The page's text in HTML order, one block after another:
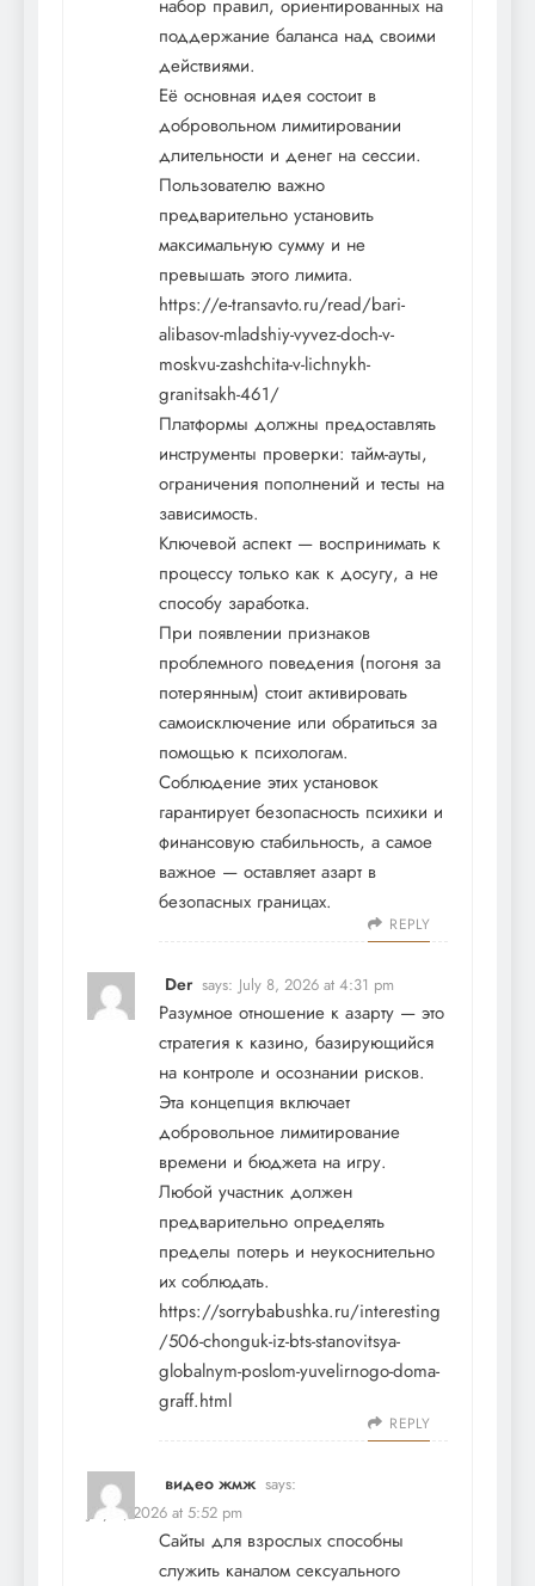
набор правил, ориентированных на
поддержание баланса над своими
действиями.
Её основная идея состоит в
добровольном лимитировании
длительности и денег на сессии.
Пользователю важно
предварительно установить
максимальную сумму и не
превышать этого лимита.
https://e-transavto.ru/read/bari-
alibasov-mladshiy-vyvez-doch-v-
moskvu-zashchita-v-lichnykh-
granitsakh-461/
Платформы должны предоставлять
инструменты проверки: тайм-ауты,
ограничения пополнений и тесты на
зависимость.
Ключевой аспект — воспринимать к
процессу только как к досугу, а не
способу заработка.
При появлении признаков
проблемного поведения (погоня за
потерянным) стоит активировать
самоисключение или обратиться за
помощью к психологам.
Соблюдение этих установок
гарантирует безопасность психики и
финансовую стабильность, а самое
важное — оставляет азарт в
безопасных границах.
REPLY
Der says: July 8, 2026 at 4:31 pm
Разумное отношение к азарту — это
стратегия к казино, базирующийся
на контроле и осознании рисков.
Эта концепция включает
добровольное лимитирование
времени и бюджета на игру.
Любой участник должен
предварительно определять
пределы потерь и неукоснительно
их соблюдать.
https://sorrybabushka.ru/interesting
/506-chonguk-iz-bts-stanovitsya-
globalnym-poslom-yuvelirnogo-doma-
graff.html
REPLY
видео жмж says:
July 8, 2026 at 5:52 pm
Сайты для взрослых способны
служить каналом сексуального